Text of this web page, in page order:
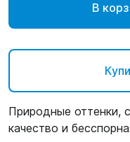
В
Природные оттенки,
качество и